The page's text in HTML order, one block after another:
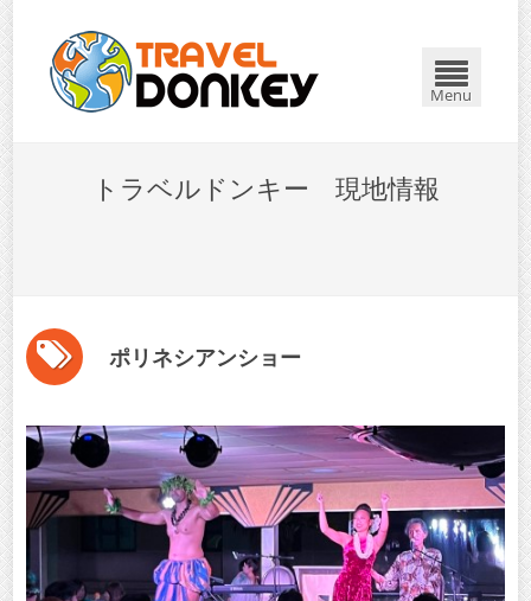
Menu
トラベルドンキー 現地情報
ポリネシアンショー